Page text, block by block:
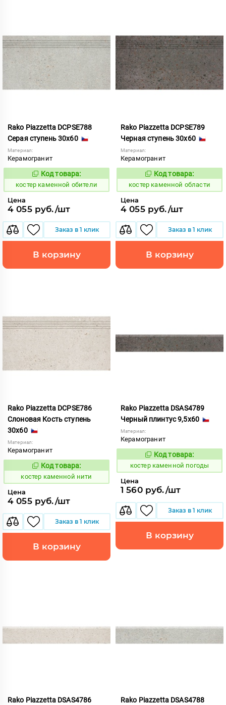
Rako Piazzetta DCPSE788
Серая ступень 30x60
Материал:
Керамогранит
801562
Код товара:
костер каменной обители
Цена
4 055 руб./шт
Заказ в 1 клик
В корзину
Rako Piazzetta DCPSE789
Черная ступень 30x60
Материал:
Керамогранит
801563
Код товара:
костер каменной области
Цена
4 055 руб./шт
Заказ в 1 клик
В корзину
Rako Piazzetta DCPSE786
Слоновая Кость ступень
30x60
Материал:
Керамогранит
801560
Код товара:
костер каменной нити
Цена
4 055 руб./шт
Заказ в 1 клик
В корзину
Rako Piazzetta DSAS4789
Черный плинтус 9,5x60
Материал:
Керамогранит
801571
Код товара:
костер каменной погоды
Цена
1 560 руб./шт
Заказ в 1 клик
В корзину
Rako Piazzetta DSAS4786
Rako Piazzetta DSAS4788